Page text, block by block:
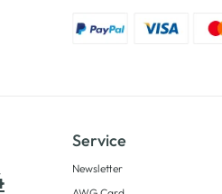
Service
Newsletter